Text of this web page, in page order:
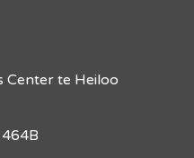
Center te Heiloo